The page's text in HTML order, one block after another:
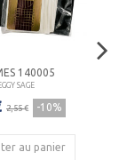
140005
SAGE
2,55 € -10%
au panier